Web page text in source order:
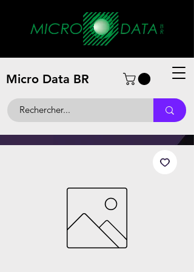
Micro Data BR